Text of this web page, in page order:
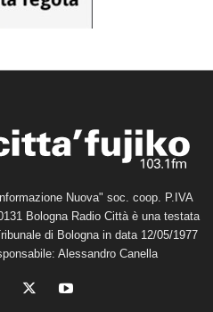
Nuova" soc. coop. P.IVA
Bologna Radio Città è una testata
di Bologna in data 12/05/1977
Alessandro Canella